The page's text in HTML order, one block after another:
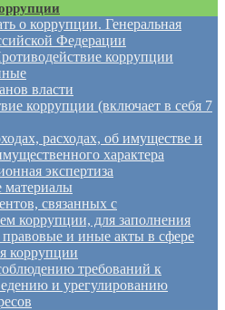
о коррупции. Генеральная
Федерации
коррупции
власти
коррупции (включает в себя 7
расходах, об имуществе и
характера
экспертиза
материалы
связанных с
коррупции, для заполнения
и иные акты в сфере
коррупции
требований к
и урегулированию